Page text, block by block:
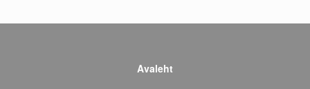
Avaleht